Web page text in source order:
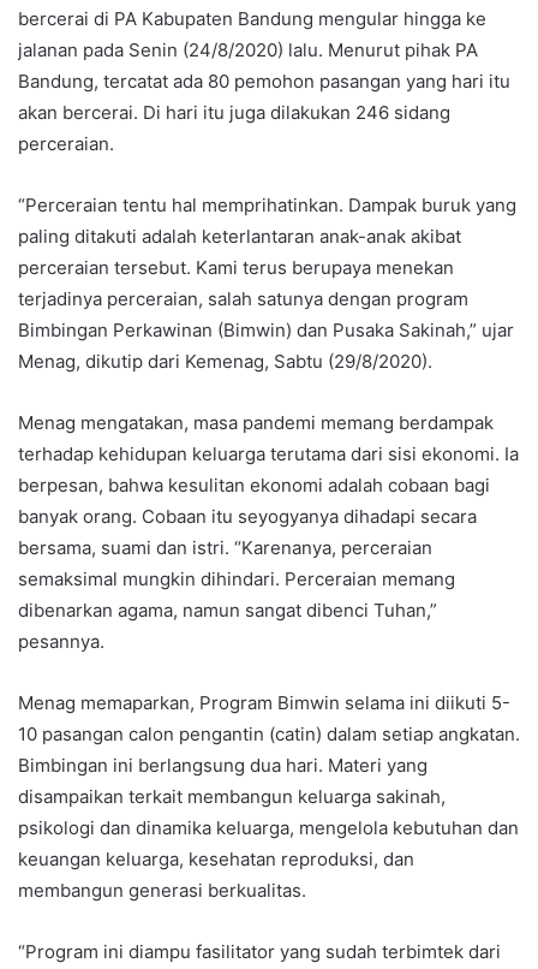
bercerai di PA Kabupaten Bandung mengular hingga ke
jalanan pada Senin (24/8/2020) lalu. Menurut pihak PA
Bandung, tercatat ada 80 pemohon pasangan yang hari itu
akan bercerai. Di hari itu juga dilakukan 246 sidang
perceraian.
“Perceraian tentu hal memprihatinkan. Dampak buruk yang
paling ditakuti adalah keterlantaran anak-anak akibat
perceraian tersebut. Kami terus berupaya menekan
terjadinya perceraian, salah satunya dengan program
Bimbingan Perkawinan (Bimwin) dan Pusaka Sakinah,” ujar
Menag, dikutip dari Kemenag, Sabtu (29/8/2020).
Menag mengatakan, masa pandemi memang berdampak
terhadap kehidupan keluarga terutama dari sisi ekonomi. Ia
berpesan, bahwa kesulitan ekonomi adalah cobaan bagi
banyak orang. Cobaan itu seyogyanya dihadapi secara
bersama, suami dan istri. “Karenanya, perceraian
semaksimal mungkin dihindari. Perceraian memang
dibenarkan agama, namun sangat dibenci Tuhan,”
pesannya.
Menag memaparkan, Program Bimwin selama ini diikuti 5-
10 pasangan calon pengantin (catin) dalam setiap angkatan.
Bimbingan ini berlangsung dua hari. Materi yang
disampaikan terkait membangun keluarga sakinah,
psikologi dan dinamika keluarga, mengelola kebutuhan dan
keuangan keluarga, kesehatan reproduksi, dan
membangun generasi berkualitas.
“Program ini diampu fasilitator yang sudah terbimtek dari